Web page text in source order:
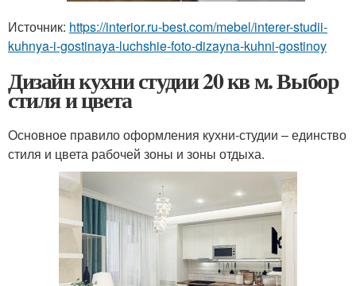
Источник: https://interior.ru-best.com/mebel/interer-studii-
kuhnya-i-gostinaya-luchshie-foto-dizayna-kuhni-gostinoy
Дизайн кухни студии 20 кв м. Выбор
стиля и цвета
Основное правило оформления кухни-студии – единство
стиля и цвета рабочей зоны и зоны отдыха.